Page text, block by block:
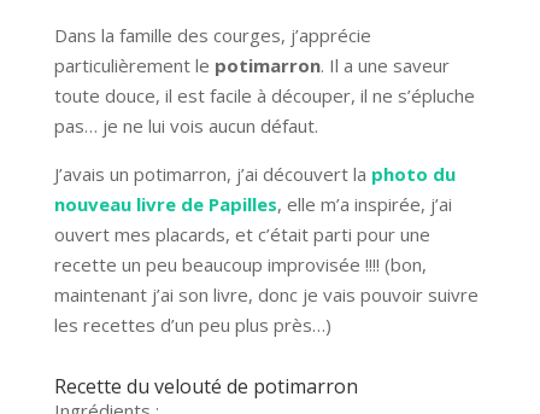
Dans la famille des courges, j’apprécie
particulièrement le potimarron. Il a une saveur
toute douce, il est facile à découper, il ne s’épluche
pas… je ne lui vois aucun défaut.
J’avais un potimarron, j’ai découvert la photo du
nouveau livre de Papilles, elle m’a inspirée, j’ai
ouvert mes placards, et c’était parti pour une
recette un peu beaucoup improvisée !!!! (bon,
maintenant j’ai son livre, donc je vais pouvoir suivre
les recettes d’un peu plus près…)
Recette du velouté de potimarron